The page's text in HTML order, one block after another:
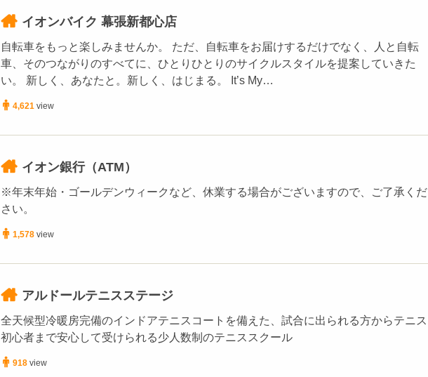
イオンバイク 幕張新都心店
自転車をもっと楽しみませんか。 ただ、自転車をお届けするだけでなく、人と自転
車、そのつながりのすべてに、ひとりひとりのサイクルスタイルを提案していきた
い。 新しく、あなたと。新しく、はじまる。 It’s My…
4,621 view
イオン銀行（ATM）
※年末年始・ゴールデンウィークなど、休業する場合がございますので、ご了承くだ
さい。
1,578 view
アルドールテニスステージ
全天候型冷暖房完備のインドアテニスコートを備えた、試合に出られる方からテニス
初心者まで安心して受けられる少人数制のテニススクール
918 view